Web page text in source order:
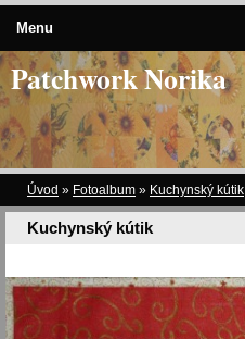
Patchwork Norika
Úvod » Fotoalbum » Kuchynský kútik
Kuchynský kútik
Menu